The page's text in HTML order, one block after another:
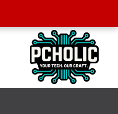
דילוג